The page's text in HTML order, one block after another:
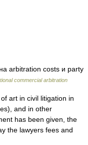
arbitration costs и party
commercial arbitration
art in civil litigation in
and in other
has been given, the
the lawyers fees and